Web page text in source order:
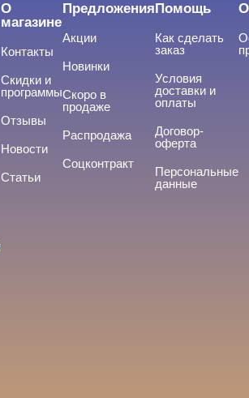
О
магазине
Контакты
Скидки и
программы
Отзывы
Новости
Статьи
Предложения
Акции
Новинки
Скоро в
продаже
Распродажа
Соцконтракт
Помощь
Как сделать
заказ
Условия
доставки и
оплаты
Договор-
оферта
Персональные
данные